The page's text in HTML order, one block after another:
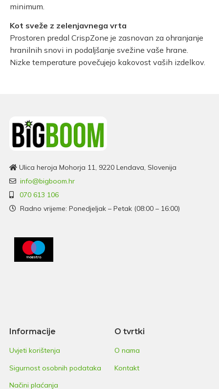
minimum.
Kot sveže z zelenjavnega vrta
Prostoren predal CrispZone je zasnovan za ohranjanje
hranilnih snovi in ​​podaljšanje svežine vaše hrane.
Nizke temperature povečujejo kakovost vaših izdelkov.
Ulica heroja Mohorja 11, 9220 Lendava, Slovenija
info@bigboom.hr
070 613 106
Radno vrijeme: Ponedjeljak – Petak (08:00 – 16:00)
Informacije
Uvjeti korištenja
Sigurnost osobnih podataka
Načini plaćanja
O tvrtki
O nama
Kontakt